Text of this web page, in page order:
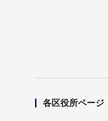
各区役所ページ